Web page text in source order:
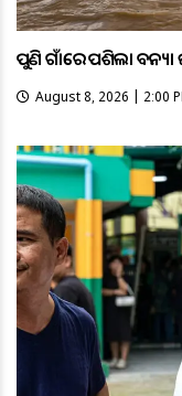
ପୁଣି ଗାଁରେ ପଶିଲା ବନ୍ୟା
August 8, 2026 | 2:00